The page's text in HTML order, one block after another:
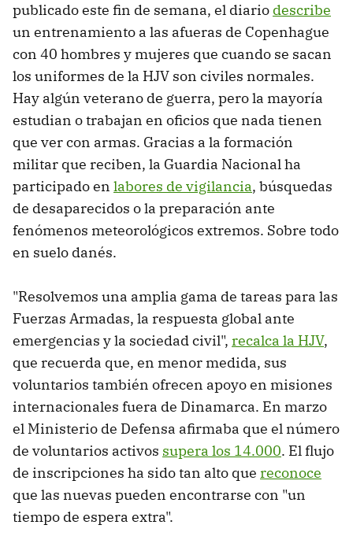
publicado este fin de semana, el diario describe
un entrenamiento a las afueras de Copenhague
con 40 hombres y mujeres que cuando se sacan
los uniformes de la HJV son civiles normales.
Hay algún veterano de guerra, pero la mayoría
estudian o trabajan en oficios que nada tienen
que ver con armas. Gracias a la formación
militar que reciben, la Guardia Nacional ha
participado en labores de vigilancia, búsquedas
de desaparecidos o la preparación ante
fenómenos meteorológicos extremos. Sobre todo
en suelo danés.
"Resolvemos una amplia gama de tareas para las
Fuerzas Armadas, la respuesta global ante
emergencias y la sociedad civil", recalca la HJV,
que recuerda que, en menor medida, sus
voluntarios también ofrecen apoyo en misiones
internacionales fuera de Dinamarca. En marzo
el Ministerio de Defensa afirmaba que el número
de voluntarios activos supera los 14.000. El flujo
de inscripciones ha sido tan alto que reconoce
que las nuevas pueden encontrarse con "un
tiempo de espera extra".